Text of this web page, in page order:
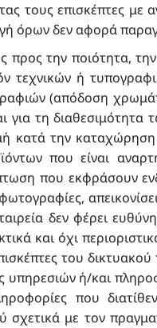
τους επισκέπτες
όρων δεν αφορά
προς την ποιότητα,
τεχνικών ή
(απόδοση
για τη διαθεσιμότητα
κατά την καταχώρηση
που είναι
που εκφράσουν
δεν φέρει
και όχι
του
υπηρεσιών ή/και
που
σχετικά με τον